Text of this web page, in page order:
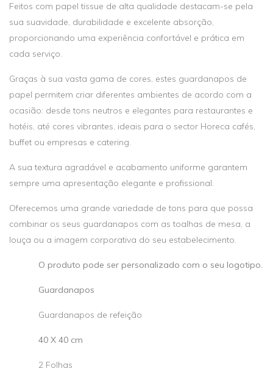
Feitos com papel tissue de alta qualidade destacam-se pela
sua suavidade, durabilidade e excelente absorção,
proporcionando uma experiência confortável e prática em
cada serviço.
Graças à sua vasta gama de cores, estes guardanapos de
papel permitem criar diferentes ambientes de acordo com a
ocasião: desde tons neutros e elegantes para restaurantes e
hotéis, até cores vibrantes, ideais para o sector Horeca cafés,
buffet ou empresas e catering.
A sua textura agradável e acabamento uniforme garantem
sempre uma apresentação elegante e profissional.
Oferecemos uma grande variedade de tons para que possa
combinar os seus guardanapos com as toalhas de mesa, a
louça ou a imagem corporativa do seu estabelecimento.
O produto pode ser personalizado com o seu logotipo.
Guardanapos
Guardanapos de refeição
40 X 40 cm
2 Folhas